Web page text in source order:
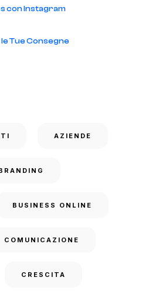
con Instagram
Tue Consegne
AZIENDE
BUSINESS ONLINE
COMUNICAZIONE
CRESCITA